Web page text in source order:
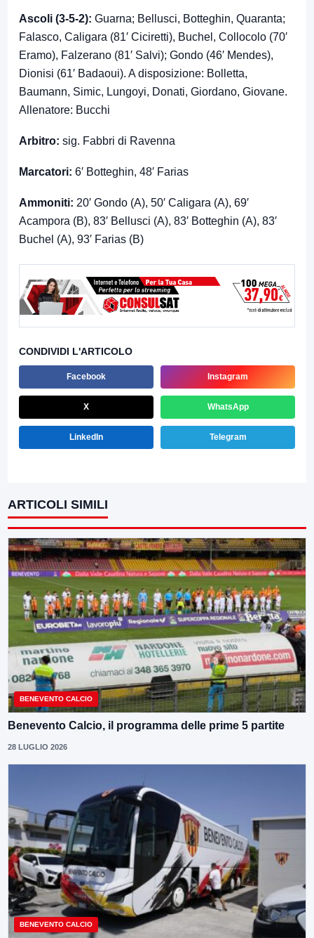
Ascoli (3-5-2): Guarna; Bellusci, Botteghin, Quaranta;
Falasco, Caligara (81′ Ciciretti), Buchel, Collocolo (70′
Eramo), Falzerano (81′ Salvi); Gondo (46′ Mendes),
Dionisi (61′ Badaoui). A disposizione: Bolletta,
Baumann, Simic, Lungoyi, Donati, Giordano, Giovane.
Allenatore: Bucchi
Arbitro: sig. Fabbri di Ravenna
Marcatori: 6′ Botteghin, 48′ Farias
Ammoniti: 20′ Gondo (A), 50′ Caligara (A), 69′
Acampora (B), 83′ Bellusci (A), 83′ Botteghin (A), 83′
Buchel (A), 93′ Farias (B)
CONDIVIDI L'ARTICOLO
Facebook Instagram
X WhatsApp
LinkedIn Telegram
ARTICOLI SIMILI
BENEVENTO CALCIO
Benevento Calcio, il programma delle prime 5 partite
28 LUGLIO 2026
BENEVENTO CALCIO